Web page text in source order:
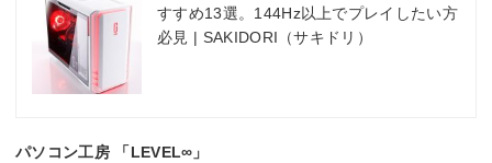
すすめ13選。144Hz以上でプレイしたい方
必見 | SAKIDORI（サキドリ）
パソコン工房 「LEVEL∞」